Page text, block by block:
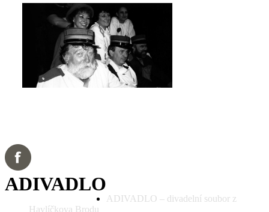
ADIVADLO
ADIVADLO – divadelní soubor z
Havlíčkova Brodu